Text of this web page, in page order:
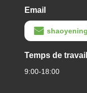
Email
Temps de travail
9:00-18:00